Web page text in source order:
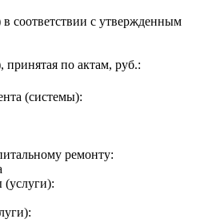
соответствии с утвержденным
принятая по актам, руб.:
(системы):
ремонту:
(услуги):